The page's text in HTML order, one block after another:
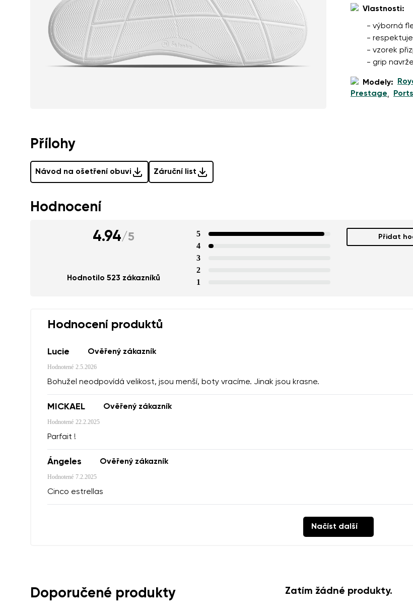
Vlastnosti:
- výborná
-
- vzorek
- grip
Modely:
Prestage,
Přílohy
Návod na ošetření obuvi Záruční list
Hodnocení
4.94/5
Hodnotilo 523 zákazníků
5
4
3
2
1
Přidat
Hodnocení produktů
Lucie Ověřený zákazník
Hodnotené 2.5.2026
Bohužel neodpovídá velikost, jsou menší, boty vracíme. Jinak jsou krasne.
MICKAEL Ověřený zákazník
Hodnotené 22.2.2025
Parfait !
Ángeles Ověřený zákazník
Hodnotené 7.2.2025
Cinco estrellas
Načíst další
Souhlasím se zpracováním zadaných osobních údajů ve smyslutěchto
Přidat hodnocení
Doporučené produkty Zatím žádné produkty.